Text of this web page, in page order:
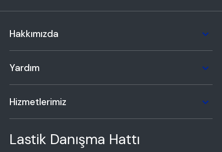
Hakkımızda
Yardım
Hizmetlerimiz
Lastik Danışma Hattı